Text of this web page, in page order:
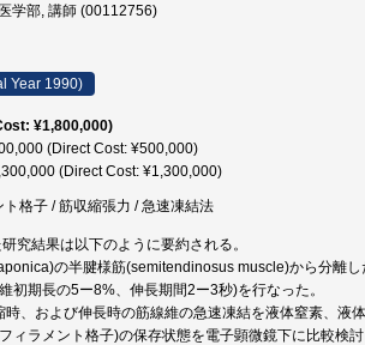
学部, 講師 (00112756)
Year 1990)
¥1,800,000)
(Direct Cost: ¥500,000)
(Direct Cost: ¥1,300,000)
格子 / 筋収縮張力 / 急速凍結法
究結果は以下のように要約される。
の半腱様筋(semitendinosus muscle)から分離
初期長の5ー8%、伸長期間2ー3秒)を行なった。
、および伸長時の筋線維の急速凍結を液体窒素、液
ィラメント格子)の保存状態を電子顕微鏡下に比較検